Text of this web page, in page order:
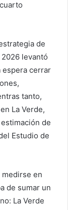
de
levantó
espera cerrar
tanto,
La Verde,
de
Estudio de
medirse en
de sumar un
La Verde